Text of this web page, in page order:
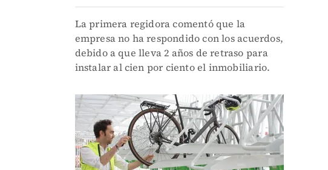
La primera regidora comentó que la
empresa no ha respondido con los acuerdos,
debido a que lleva 2 años de retraso para
instalar al cien por ciento el inmobiliario.